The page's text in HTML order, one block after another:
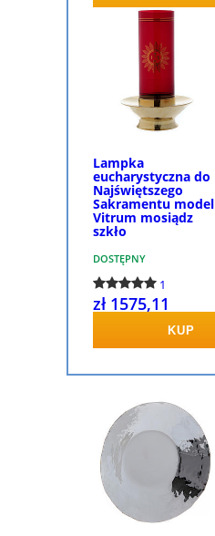
KUP
Lampka
eucharystyczna do
Najświętszego
Sakramentu model
Vitrum mosiądz
szkło
DOSTĘPNY
1
zł 1575,11
KUP